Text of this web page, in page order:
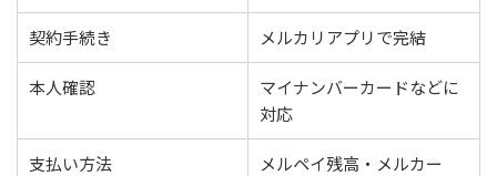
契約手続き メルカリアプリで完結
本人確認
マイナンバーカードなどに
対応
支払い方法
メルペイ残高・メルカー